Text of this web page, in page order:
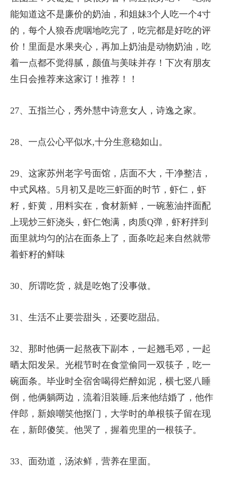
能知道这不是廉价的奶油，和姐妹3个人吃一个4寸
的，每个人狼吞虎咽地吃完了，吃完都是好吃的评
价！里面是水果夹心，再加上奶油是动物奶油，吃
着一点都不觉得腻，颜值与美味并存！下次有朋友
生日会推荐来这家订！推荐！！
27、五指兰心，秀外慧中诗意女人，诗逸之家。
28、一点公心平似水,十分生意稳如山。
29、这家苏州老字号面馆，店面不大，干净整洁，
中式风格。5月初又是吃三虾面的时节，虾仁，虾
籽，虾黄，用料实在，食材新鲜，一碗葱油拌面配
上现炒三虾浇头，虾仁饱满，肉质Q弹，虾籽拌到
面里就均匀的沾在面条上了，面条吃起来自然就带
着虾籽的鲜味
30、所谓吃货，就是吃饱了没事做。
31、生活不止要尝甜头，还要吃甜品。
32、那时他俩一起熬夜下副本，一起翘毛邓，一起
晒太阳发呆。光棍节时在食堂偷同一双筷子，吃一
碗面条。毕业时全宿舍喝得烂醉如泥，横七竖八睡
倒，他俩躺两边，流着泪装睡.后来他结婚了，他作
伴郎，新娘嘲笑他抠门，大学时的单根筷子留在现
在，新郎傻笑。他哭了，握着兜里的一根筷子。
33、面劲道，汤浓鲜，营养在里面。